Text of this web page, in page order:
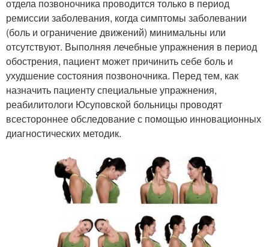
отдела позвоночника проводится только в период
ремиссии заболевания, когда симптомы заболевании
(боль и ограничение движений) минимальны или
отсутствуют. Выполняя лечебные упражнения в период
обострения, пациент может причинить себе боль и
ухудшение состояния позвоночника. Перед тем, как
назначить пациенту специальные упражнения,
реабилитологи Юсуповской больницы проводят
всестороннее обследование с помощью инновационных
диагностических методик.